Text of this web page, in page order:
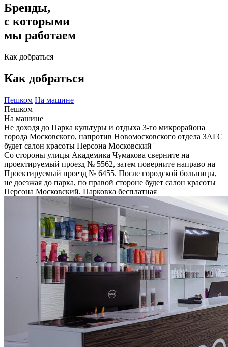
Бренды,
с которыми
мы работаем
Как добраться
Как добраться
Пешком На машине
Пешком
На машине
Не доходя до Парка культуры и отдыха 3-го микрорайона
города Московского, напротив Новомосковского отдела ЗАГС
будет салон красоты Персона Московский
Со стороны улицы Академика Чумакова сверните на
проектируемый проезд № 5562, затем поверните направо на
Проектируемый проезд № 6455. После городской больницы,
не доезжая до парка, по правой стороне будет салон красоты
Персона Московский. Парковка бесплатная